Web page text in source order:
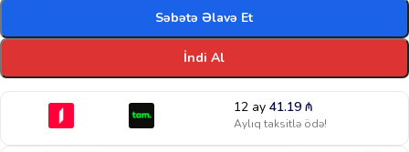
Səbətə Əlavə Et
İndi Al
12 ay 41.19 ₼
Aylıq taksitlə ödə!